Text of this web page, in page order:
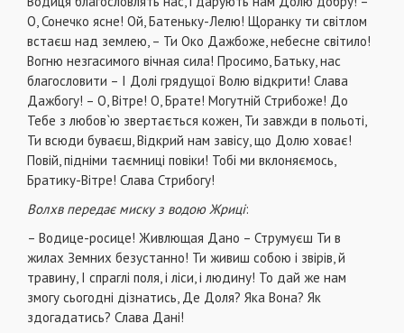
О, Сонечко ясне! Ой, Батеньку-Лелю! Щоранку ти світлом
встаєш над землею, – Ти Око Дажбоже, небесне світило!
Вогню незгасимого вічная сила! Просимо, Батьку, нас
благословити – І Долі грядущої Волю відкрити! Слава
Дажбогу! – О, Вітре! О, Брате! Могутній Стрибоже! До
Тебе з любов`ю звертається кожен, Ти завжди в польоті,
Ти всюди буваєш, Відкрий нам завісу, що Долю ховає!
Повій, підніми таємниці повіки! Тобі ми вклоняємось,
Братику-Вітре! Слава Стрибогу!
Волхв передає миску з водою Жриці:
– Водице-росице! Живлющая Дано – Струмуєш Ти в
жилах Земних безустанно! Ти живиш собою і звірів, й
травину, І спраглі поля, і ліси, і людину! То дай же нам
змогу сьогодні дізнатись, Де Доля? Яка Вона? Як
здогадатись? Слава Дані!